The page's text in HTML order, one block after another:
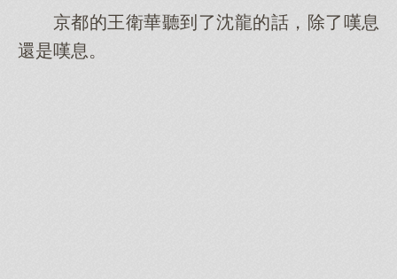
京都的王衛華聽到了沈龍的話，除了嘆息
還是嘆息。